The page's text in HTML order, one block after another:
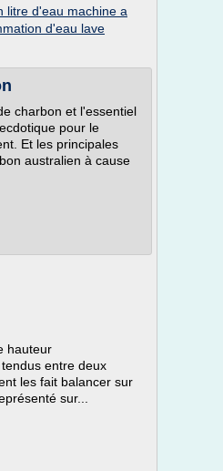
litre d'eau machine a
d'eau lave
charbon et l'essentiel
pour le
Et les principales
australien à cause
hauteur
entre deux
les fait balancer sur
sur...